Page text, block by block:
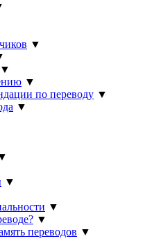
▼
▼
▼
по переводу ▼
▼
▼
▼
▼
переводов ▼